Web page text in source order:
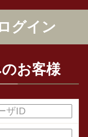
グイン
お客様